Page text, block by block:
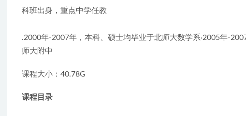
科班出身，重点中学任教
.2000年-2007年，本科、硕士均毕业于北师大数学系·2005年-
师大附中
课程大小：40.78G
课程目录